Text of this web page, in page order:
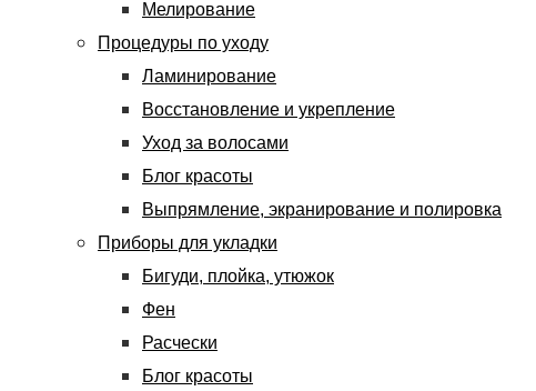
Мелирование
Процедуры по уходу
Ламинирование
Восстановление и укрепление
Уход за волосами
Блог красоты
Выпрямление, экранирование и полировка
Приборы для укладки
Бигуди, плойка, утюжок
Фен
Расчески
Блог красоты